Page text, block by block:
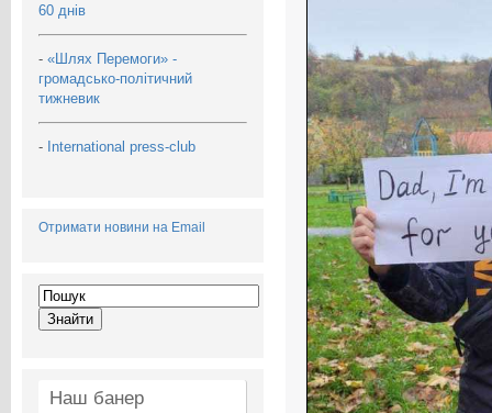
60 днів
- «Шлях Перемоги» -
громадсько-політичний
тижневик
- International press-club
Отримати новини на Email
Наш банер